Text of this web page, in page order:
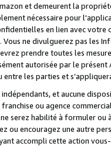
et demeurent la
nécessaire pour
en lien avec
ne divulguerez pas les
prendre toutes les
autorisée par le
les parties et
et aucune
ou agence
serez habilité à formuler
ou encouragez une autre
accompli cette action